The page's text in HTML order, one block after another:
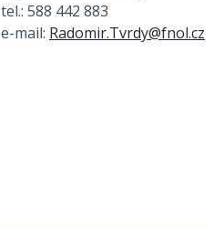
tel.: 588 442 883
e-mail: Radomir.Tvrdy@fnol.cz